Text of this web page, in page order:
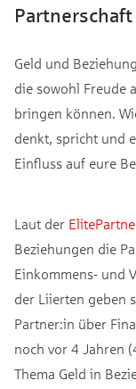
Geld und
die sowohl Freude
bringen können.
denkt, spricht und
Einfluss auf eure
Laut der
Beziehungen die
Einkommens- und
der Liierten geben
Partner:in über
noch vor 4 Jahren
Thema Geld in